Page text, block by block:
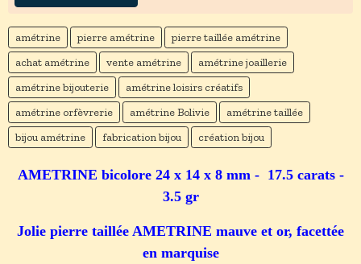
amétrine pierre amétrine
pierre taillée amétrine
achat amétrine
vente amétrine
amétrine joaillerie
amétrine bijouterie
amétrine loisirs créatifs
amétrine orfèvrerie
amétrine Bolivie
amétrine taillée
bijou amétrine
fabrication bijou création bijou
AMETRINE bicolore 24 x 14 x 8 mm - 17.5 carats -
3.5 gr
Jolie pierre taillée AMETRINE mauve et or, facettée
en marquise